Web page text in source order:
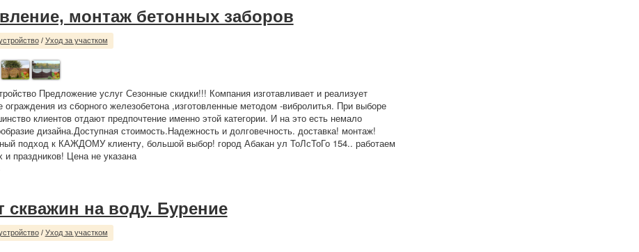
монтаж бетонных заборов
/ Уход за участком
Предложение услуг Сезонные скидки!!! Компания изготавливает и реализует
ограждения из сборного железобетона ,изготовленные методом -вибролитья. При выборе
клиентов отдают предпочтение именно этой категории. И на это есть немало
дизайна.Доступная стоимость.Надежность и долговечность. доставка! монтаж!
подход к КАЖДОМУ клиенту, большой выбор! город Абакан ул ТоЛсТоГо 154.. работаем
и праздников! Цена не указана
скважин на воду. Бурение
/ Уход за участком